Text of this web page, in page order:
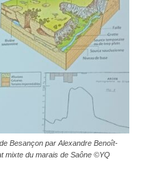
Besançon par Alexandre Benoît-
mixte du marais de Saône ©YQ